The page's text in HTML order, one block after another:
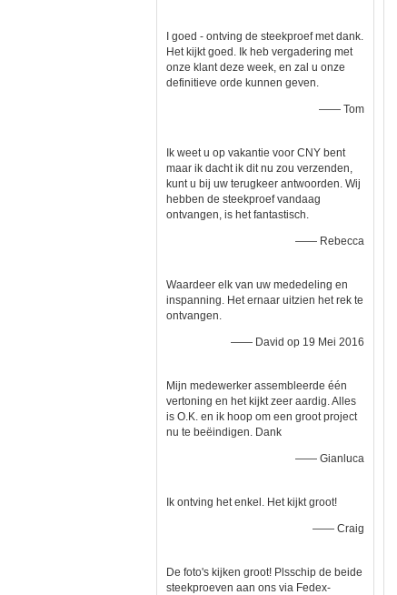
I goed - ontving de steekproef met dank.
Het kijkt goed. Ik heb vergadering met
onze klant deze week, en zal u onze
definitieve orde kunnen geven.
—— Tom
Ik weet u op vakantie voor CNY bent
maar ik dacht ik dit nu zou verzenden,
kunt u bij uw terugkeer antwoorden. Wij
hebben de steekproef vandaag
ontvangen, is het fantastisch.
—— Rebecca
Waardeer elk van uw mededeling en
inspanning. Het ernaar uitzien het rek te
ontvangen.
—— David op 19 Mei 2016
Mijn medewerker assembleerde één
vertoning en het kijkt zeer aardig. Alles
is O.K. en ik hoop om een groot project
nu te beëindigen. Dank
—— Gianluca
Ik ontving het enkel. Het kijkt groot!
—— Craig
De foto's kijken groot! Plsschip de beide
steekproeven aan ons via Fedex-